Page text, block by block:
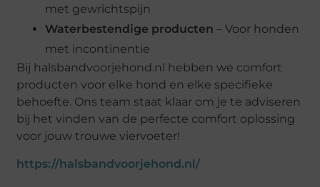
met gewrichtspijn
Waterbestendige producten – Voor honden
met incontinentie
Bij halsbandvoorjehond.nl hebben we comfort
producten voor elke hond en elke specifieke
behoefte. Ons team staat klaar om je te adviseren
bij het vinden van de perfecte comfort oplossing
voor jouw trouwe viervoeter!
https://halsbandvoorjehond.nl/